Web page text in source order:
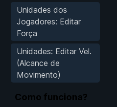
Unidades dos
Jogadores: Editar
Força
Unidades: Editar Vel.
(Alcance de
Movimento)
Como funciona?